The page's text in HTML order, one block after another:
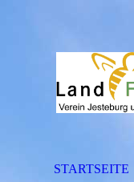
STARTSEITE